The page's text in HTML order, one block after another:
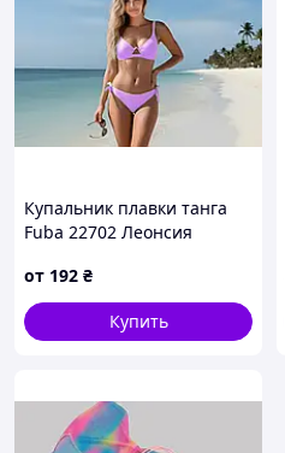
Купальник плавки танга
Fuba 22702 Леонсия
размеры
от 192 ₴
Купить